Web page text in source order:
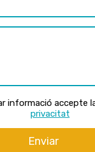
informació accepte
privacitat
Enviar